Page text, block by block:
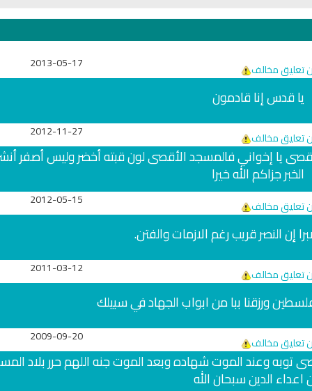
تعليق مخالف 2013-05-17
يا قدس إنا قادمون
تعليق مخالف 2012-11-27
يا إخواني فالمسجد الأقصى لون قبته أخضر وليس أصفر
الخبر جزاكم الله خيرا
تعليق مخالف 2012-05-15
إن النصر قريب رغم الازمات والفتن.
تعليق مخالف 2011-03-12
ورزقنا ببا من ابواب الجهاد في سبيلك
تعليق مخالف 2009-09-20
توبه وعند الموت شهاده وبعد الموت جنه اللهم حرر بلاد
الدين سبحان الله
البث المباشر للقران الكريم بصوت
الشيخ فارس عباد
راديو الشيخ محمود علي